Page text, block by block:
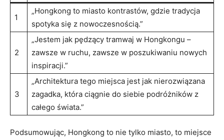
1
„Hongkong to miasto kontrastów, gdzie ⁤tradycja
spotyka ‍się⁣ z ​nowoczesnością.”
2
„Jestem jak pędzący tramwaj w Hongkongu‍ –
zawsze w ruchu, zawsze w poszukiwaniu nowych
inspiracji.”
3
„Architektura tego miejsca⁤ jest jak‍ nierozwiązana
zagadka, która ciągnie ⁢do siebie podróżników z
całego świata.”
Podsumowując, Hongkong⁤ to ​nie tylko miasto, to miejsce